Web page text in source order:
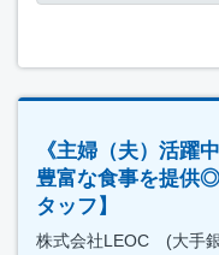
《主婦（夫）活躍
豊富な食事を提供
タッフ】
株式会社LEOC (大手